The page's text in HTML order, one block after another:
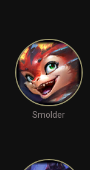
Smolder